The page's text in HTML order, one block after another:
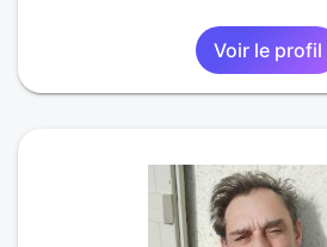
Voir le profil